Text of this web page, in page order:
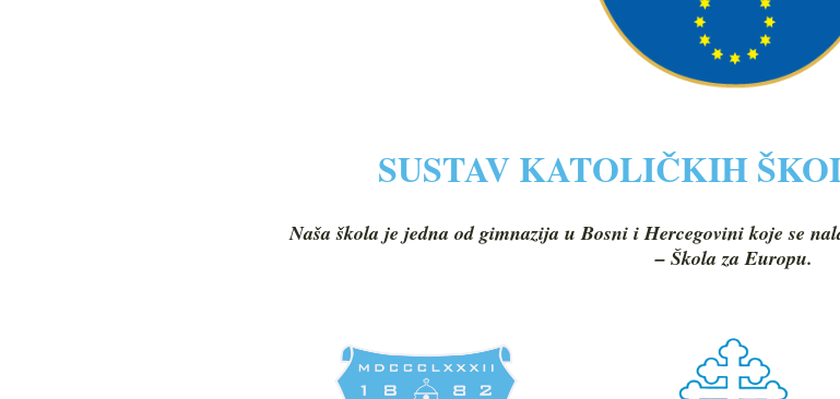
SUSTAV KATOLIČKIH
Naša škola je jedna od gimnazija u Bosni i Hercegovini koje se
– Škola za Europu.